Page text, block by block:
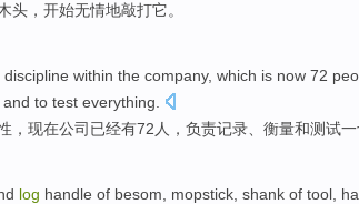
头 ， 开始无情地敲打它。
discipline within the company, which is now 72
and to test everything.
， 现在公司已经有72 人 ， 负责记录、 衡量和测试
log handle of besom , mopstick, shank of tool ,